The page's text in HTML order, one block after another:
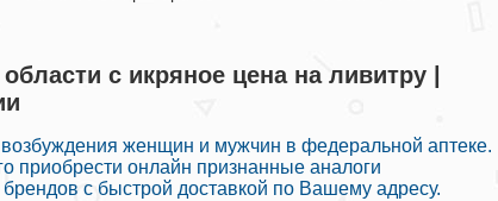
с икряное цена на ливитру |
женщин и мужчин в федеральной аптеке.
приобрести онлайн признанные аналоги
с быстрой доставкой по Вашему адресу.